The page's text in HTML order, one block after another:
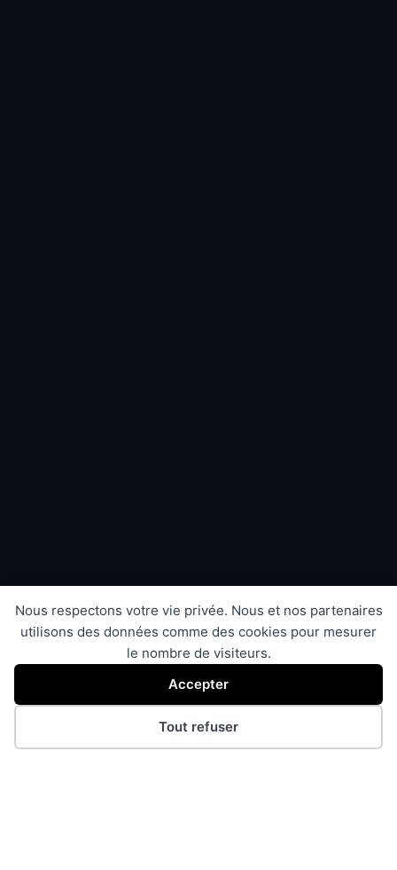
Nous respectons votre vie privée. Nous et nos partenaires
utilisons des données comme des cookies pour mesurer
le nombre de visiteurs.
Accepter
Tout refuser